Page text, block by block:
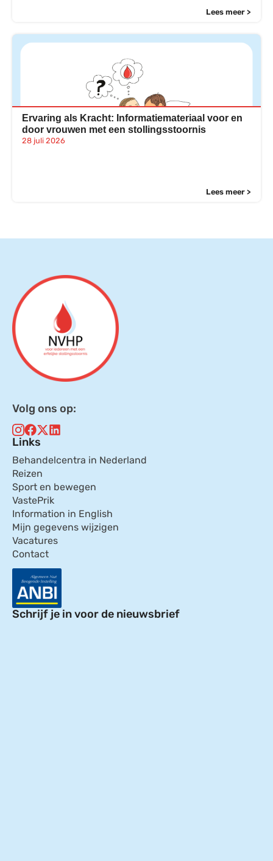
Lees meer >
Ervaring als Kracht: Informatiemateriaal voor en
door vrouwen met een stollingsstoornis
28 juli 2026
Lees meer >
Volg ons op:
Links
Behandelcentra in Nederland
Reizen
Sport en bewegen
VastePrik
Information in English
Mijn gegevens wijzigen
Vacatures
Contact
Schrijf je in voor de nieuwsbrief